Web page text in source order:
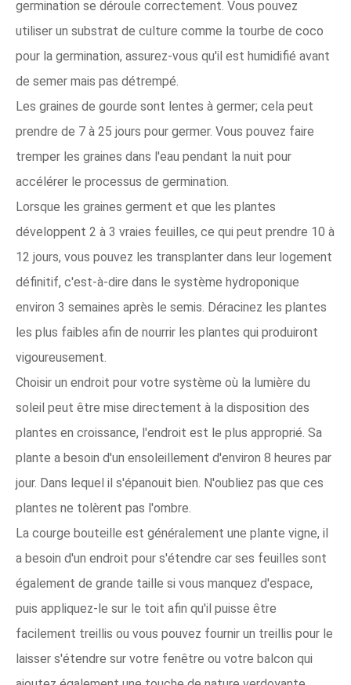
germination se déroule correctement. Vous pouvez
utiliser un substrat de culture comme la tourbe de coco
pour la germination, assurez-vous qu'il est humidifié avant
de semer mais pas détrempé.
Les graines de gourde sont lentes à germer; cela peut
prendre de 7 à 25 jours pour germer. Vous pouvez faire
tremper les graines dans l'eau pendant la nuit pour
accélérer le processus de germination.
Lorsque les graines germent et que les plantes
développent 2 à 3 vraies feuilles, ce qui peut prendre 10 à
12 jours, vous pouvez les transplanter dans leur logement
définitif, c'est-à-dire dans le système hydroponique
environ 3 semaines après le semis. Déracinez les plantes
les plus faibles afin de nourrir les plantes qui produiront
vigoureusement.
Choisir un endroit pour votre système où la lumière du
soleil peut être mise directement à la disposition des
plantes en croissance, l'endroit est le plus approprié. Sa
plante a besoin d'un ensoleillement d'environ 8 heures par
jour. Dans lequel il s'épanouit bien. N'oubliez pas que ces
plantes ne tolèrent pas l'ombre.
La courge bouteille est généralement une plante vigne, il
a besoin d'un endroit pour s'étendre car ses feuilles sont
également de grande taille si vous manquez d'espace,
puis appliquez-le sur le toit afin qu'il puisse être
facilement treillis ou vous pouvez fournir un treillis pour le
laisser s'étendre sur votre fenêtre ou votre balcon qui